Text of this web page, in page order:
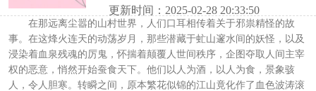
更新时间：2025-02-28 20:33:50
在那远离尘嚣的山村世界，人们口耳相传着关于邪祟精怪的故
事。在这烽火连天的动荡岁月，那些潜藏于虻山邃水间的妖怪，以及
浸染着血泉残魂的厉鬼，怀揣着颠覆人世间秩序，企图夺取人间主宰
权的恶意，悄然开始蚕食天下。他们以人为酒，以人为食，景象骇
人，令人胆寒。转瞬之间，原本繁花似锦的江山竟化作了血色波涛滚